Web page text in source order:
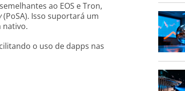
ao EOS e Tron,
(PoSA). Isso suportará um
nativo.
o uso de dapps nas